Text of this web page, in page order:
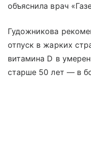
объяснила врач
Гудожникова
отпуск в жарких
витамина D в
старше 50 лет — в